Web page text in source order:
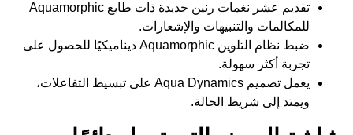
تقديم عشر نغمات رنين جديدة ذات طابع Aquamorphic
للمكالمات والتنبيهات والإشعارات.
ضبط نظام التلوين Aquamorphic ديناميكيًا للحصول على
تجربة أكثر سهولة.
يعمل تصميم Aqua Dynamics على تبسيط التفاعلات،
ويمتد إلى شريط الحالة.